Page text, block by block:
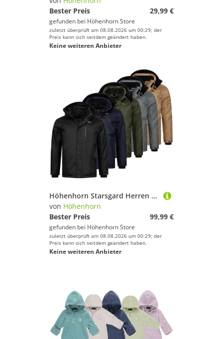
Bester Preis
29,99 €
gefunden bei Höhenhorn Store
zuletzt überprüft am 08.08.2026 um 00:29; der
Preis kann sich seitdem geändert haben.
Keine weiteren Anbieter
Höhenhorn Starsgard Herren Winter Jacke Wasserdicht Atmungsaktive Funktionsjacke XXL Grau
von Höhenhorn
Bester Preis
99,99 €
gefunden bei Höhenhorn Store
zuletzt überprüft am 08.08.2026 um 00:29; der
Preis kann sich seitdem geändert haben.
Keine weiteren Anbieter